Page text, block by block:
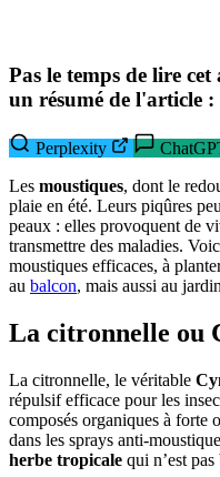
Pas le temps de lire
un résumé de l'article :
Perplexity
Les moustiques, dont le
plaie en été. Leurs piqûres
peaux : elles provoquent de
transmettre des maladies.
moustiques efficaces, à
au balcon, mais aussi au
La citronnelle ou
La citronnelle, le véritable
répulsif efficace pour les
composés organiques à forte
dans les sprays anti-
herbe tropicale qui n’est